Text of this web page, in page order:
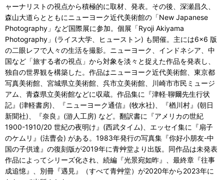
ャーナリストの視点から積極的に取材、発表。その後、深瀬昌久、
森⼭⼤道らとともにニューヨーク近代美術館の「New Japanese
Photography」など国際展に参加。個展「Ryoji Akiyama
Photography」(ライス⼤学、ヒューストン) も開催。主には6×6 版
の⼆眼レフで⼈々の⽣活を撮影。ニューヨーク、インドネシア、中
国など「旅する者の視点」から対象を淡々と捉えた作品を発表し、
独⾃の世界観を構築した。作品はニューヨーク近代美術館、東京都
写真美術館、宮城県⽴美術館、呉市⽴美術館、川崎市市⺠ミュージ
アム、⻘森県⽴美術館などに収蔵。作品集に『津軽·聊爾先⽣⾏状
記』(津軽書房)、『ニューヨーク通信』(牧⽔社)、『楢川村』(朝⽇
新聞社)、『奈良』(游⼈⼯房) など。翻訳書に『アメリカの世紀
1900-1910/20 世紀の夜明け』(⻄武タイム)、エッセイ集に『扇⼦
のケムリ』(法曹会) がある。1983年発⾏の写真集『你好⼩朋友-中
国の⼦供達』の復刻版が2019年に⻘⾋堂より出版。同作品は未発表
作品によってシリーズ化され、続編『光景宛如昨』、最終章『往事
成追憶』、別冊『遇⾒』（すべて⻘⾋堂）が2020年から2023年に